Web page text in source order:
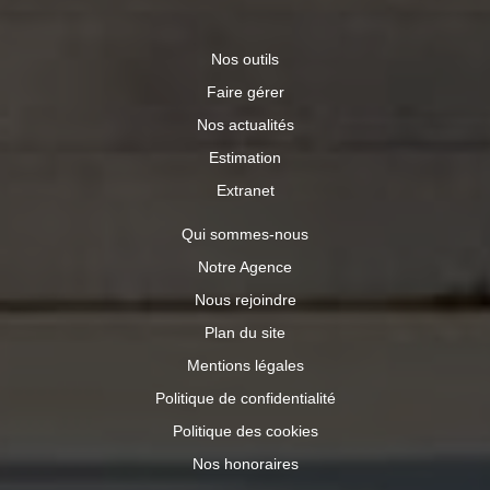
peuvent différer en fonction des règles de répartition des
énergies indexés au 01/01/2021 (abonnements compris).
« Les informations sur les risques auxquels ce bien est
www.georisques.gouv.fr »
Nos outils
Faire gérer
Nos actualités
Estimation
Extranet
Qui sommes-nous
Notre Agence
Nous rejoindre
Plan du site
Mentions légales
Politique de confidentialité
Politique des cookies
Nos honoraires